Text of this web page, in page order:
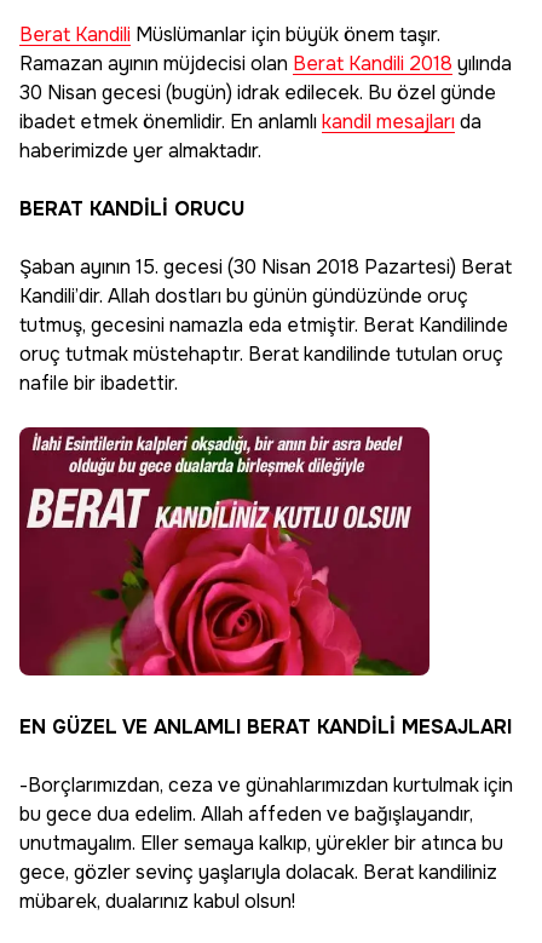
Berat Kandili Müslümanlar için büyük önem taşır.
Ramazan ayının müjdecisi olan Berat Kandili 2018 yılında
30 Nisan gecesi (bugün) idrak edilecek. Bu özel günde
ibadet etmek önemlidir. En anlamlıkandil mesajlarıda
haberimizde yer almaktadır.
BERAT KANDİLİ ORUCU
Şaban ayının 15. gecesi (30 Nisan 2018 Pazartesi) Berat
Kandili’dir. Allah dostları bu günün gündüzünde oruç
tutmuş, gecesini namazla eda etmiştir. Berat Kandilinde
oruç tutmak müstehaptır. Berat kandilinde tutulan oruç
nafile bir ibadettir.
EN GÜZEL VE ANLAMLI BERAT KANDİLİ MESAJLARI
-Borçlarımızdan, ceza ve günahlarımızdan kurtulmak için
bu gece dua edelim. Allah affeden ve bağışlayandır,
unutmayalım. Eller semaya kalkıp, yürekler bir atınca bu
gece, gözler sevinç yaşlarıyla dolacak. Berat kandiliniz
mübarek, dualarınız kabul olsun!